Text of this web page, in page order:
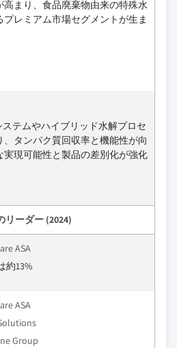
高まり、食品廃棄物由来の特殊水
プレミアム市場セグメントが生ま
テムやハイブリッド水解プロセ
、タンパク質回収率と機能性が向
実現可能性と製品の差別化が強化
リーダー (2024)
ASA
約13%
ASA
Group